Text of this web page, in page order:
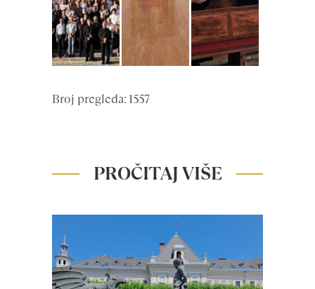
Broj pregleda: 1557
PROČITAJ VIŠE